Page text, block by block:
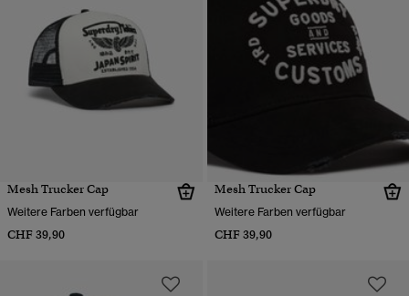
Mesh Trucker Cap
Weitere Farben verfügbar
CHF 39,90
Mesh Trucker Cap
Weitere Farben verfügbar
CHF 39,90